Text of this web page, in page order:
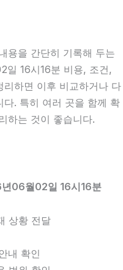
용을 간단히 기록해 두는
일 16시16분 비용, 조건,
하면 이후 비교하거나 다
. 특히 여러 곳을 함께 확
하는 것이 좋습니다.
06월02일 16시16분
상황 전달
내 확인